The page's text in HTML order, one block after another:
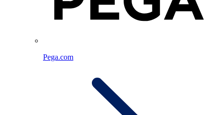
Pega.com